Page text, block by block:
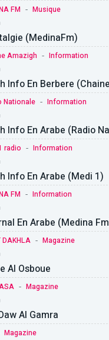
FM - Musique
(MedinaFm)
Amazigh - Information
Info En Berbere
Nationale - Information
Info En Arabe (Radio
radio - Information
Info En Arabe (Medi 1)
FM - Information
En Arabe (Medina
DAKHLA - Magazine
Al Osboue
- Magazine
Al Gamra
Magazine